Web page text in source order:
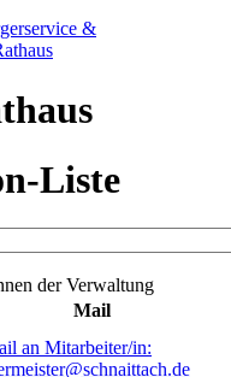
&
Liste
der Verwaltung
Mail